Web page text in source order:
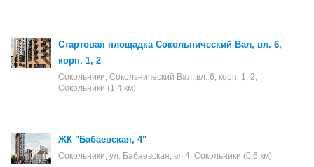
Стартовая площадка Сокольнический Вал, вл. 6,
корп. 1, 2
Сокольники, Сокольнический Вал, вл. 6, корп. 1, 2,
Сокольники (1.4 км)
ЖК "Бабаевская, 4"
Сокольники, ул. Бабаевская, вл.4, Сокольники (0.6 км)